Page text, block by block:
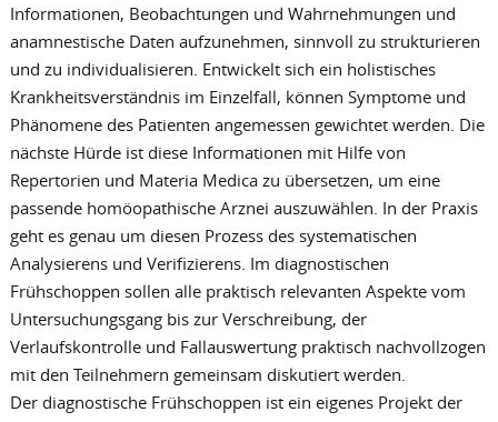
Informationen, Beobachtungen und Wahrnehmungen und
anamnestische Daten aufzunehmen, sinnvoll zu strukturieren
und zu individualisieren. Entwickelt sich ein holistisches
Krankheitsverständnis im Einzelfall, können Symptome und
Phänomene des Patienten angemessen gewichtet werden. Die
nächste Hürde ist diese Informationen mit Hilfe von
Repertorien und Materia Medica zu übersetzen, um eine
passende homöopathische Arznei auszuwählen. In der Praxis
geht es genau um diesen Prozess des systematischen
Analysierens und Verifizierens. Im diagnostischen
Frühschoppen sollen alle praktisch relevanten Aspekte vom
Untersuchungsgang bis zur Verschreibung, der
Verlaufskontrolle und Fallauswertung praktisch nachvollzogen
mit den Teilnehmern gemeinsam diskutiert werden.
Der diagnostische Frühschoppen ist ein eigenes Projekt der